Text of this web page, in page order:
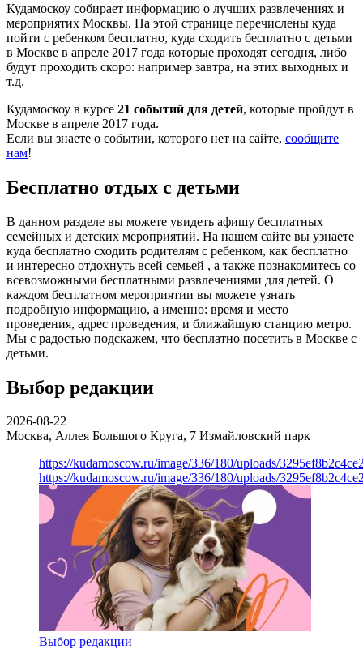
Кудамоскоу собирает информацию о лучших развлечениях и
мероприятих Москвы. На этой странице перечислены куда
пойти с ребенком бесплатно, куда сходить бесплатно с детьми
в Москве в апреле 2017 года которые проходят сегодня, либо
будут проходить скоро: например завтра, на этих выходных и
т.д.
Кудамоскоу в курсе 21 событий для детей, которые пройдут в
Москве в апреле 2017 года.
Если вы знаете о событии, которого нет на сайте, сообщите
нам!
Бесплатно отдых с детьми
В данном разделе вы можете увидеть афишу бесплатных
семейных и детских мероприятий. На нашем сайте вы узнаете
куда бесплатно сходить родителям с ребенком, как бесплатно
и интересно отдохнуть всей семьей , а также познакомитесь со
всевозможными бесплатными развлечениями для детей. О
каждом бесплатном мероприятии вы можете узнать
подробную информацию, а именно: время и место
проведения, адрес проведения, и ближайшую станцию метро.
Мы с радостью подскажем, что бесплатно посетить в Москве с
детьми.
Выбор редакции
2026-08-22
Москва, Аллея Большого Круга, 7 Измайловский парк
https://kudamoscow.ru/image/336/180/uploads/
https://kudamoscow.ru/image/336/180/uploads/
Выбор редакции